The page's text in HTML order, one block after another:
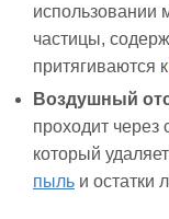
использовании
частицы,
притягиваются к
Воздушный
проходит
который
пыль и остатки